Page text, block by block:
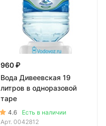
960 ₽
Вода Дивеевская 19
литров в одноразовой
таре
4.6
Есть в наличии
Арт. 0042812